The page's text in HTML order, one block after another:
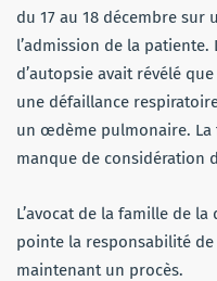
du 17 au 18 décembre sur
l’admission de la
d’autopsie avait révélé
une défaillance
un œdème pulmonaire. La
manque de considération
L’avocat de la famille de
pointe la responsabilité de
maintenant un procès.